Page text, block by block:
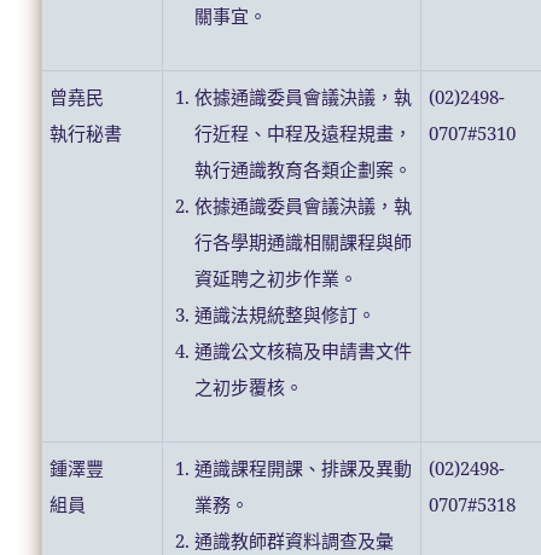
關事宜。
曾堯民
執行秘書
依據通識委員會議決議，執
行近程、中程及遠程規畫，
執行通識教育各類企劃案。
依據通識委員會議決議，執
行各學期通識相關課程與師
資延聘之初步作業。
通識法規統整與修訂。
通識公文核稿及申請書文件
之初步覆核。
(02)2498-
0707#5310
鍾澤豐
組員
通識課程開課、排課及異動
業務。
通識教師群資料調查及彙
(02)2498-
0707#5318